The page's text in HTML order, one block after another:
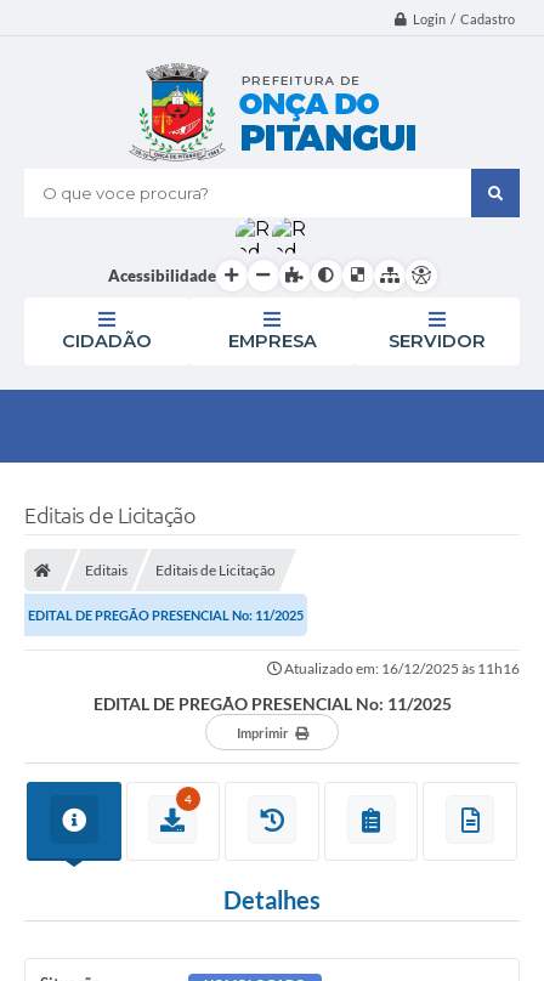
Login / Cadastro
O que voce procura?
Acessibilidade
CIDADÃO EMPRESA SERVIDOR
Editais de Licitação
Editais Editais de Licitação
EDITAL DE PREGÃO PRESENCIAL No: 11/2025
Atualizado em: 16/12/2025 às 11h16
EDITAL DE PREGÃO PRESENCIAL No: 11/2025
Imprimir
4
Detalhes